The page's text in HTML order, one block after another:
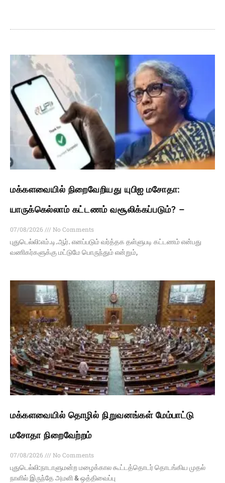
மக்களவையில் நிறைவேறியது யுபிஐ மசோதா:
யாருக்கெல்லாம் கட்டணம் வசூலிக்கப்படும்? –
07/08/2026
No Comments
புதுடெல்லி:எம்.டி.ஆர். எனப்படும் வர்த்தக தள்ளுபடி கட்டணம் என்பது
வணிகர்களுக்கு மட்டுமே பொருந்தும் என்றும்,
மக்களவையில் தொழில் நிறுவனங்கள் மேம்பாட்டு
மசோதா நிறைவேற்றம்
07/08/2026
No Comments
புதுடெல்லி:நாடாளுமன்ற மழைக்கால கூட்டத்தொடர் தொடங்கிய முதல்
நாளில் இருந்தே அமளி & ஒத்திவைப்பு